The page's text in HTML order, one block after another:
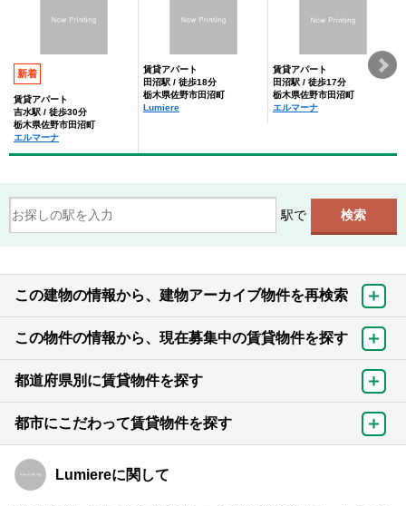
新着
賃貸アパート
吉水駅 / 徒歩30分
栃木県佐野市田沼町
エルマーナ
賃貸アパート
田沼駅 / 徒歩18分
栃木県佐野市田沼町
Lumiere
賃貸アパート
田沼駅 / 徒歩17分
栃木県佐野市田沼町
エルマーナ
駅で
この建物の情報から、建物アーカイブ物件を再検索
この物件の情報から、現在募集中の賃貸物件を探す
都道府県別に賃貸物件を探す
都市にこだわって賃貸物件を探す
Lumiereに関して